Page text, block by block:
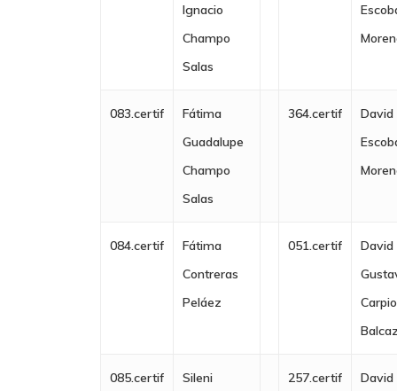
Ignacio
Champo
Salas
083.certif
Fátima
Guadalupe
Champo
Salas
364.certif
David
084.certif
Fátima
Contreras
Peláez
051.certif
David
Carpio
085.certif
Sileni
257.certif
David